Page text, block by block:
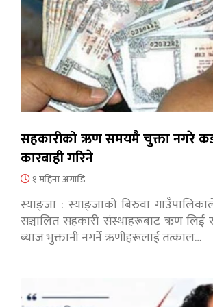
सहकारीको ऋण समयमै चुक्ता नगरे
कारबाही गरिने
१ महिना अगाडि
स्याङ्जा : स्याङ्जाको बिरुवा
सञ्चालित सहकारी संस्थाहरूबाट ऋण लिई
ब्याज भुक्तानी नगर्ने ऋणीहरूलाई तत्काल…